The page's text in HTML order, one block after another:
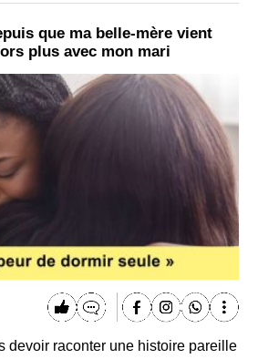
que ma belle-mère vient
plus avec mon mari
devoir raconter une histoire pareille